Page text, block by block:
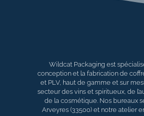
Wildcat Packaging est
conception et la fabrication de
et PLV, haut de gamme et sur
secteur des vins et spiritueux, de
de la cosmétique. Nos bureaux
Arveyres (33500) et notre atelier